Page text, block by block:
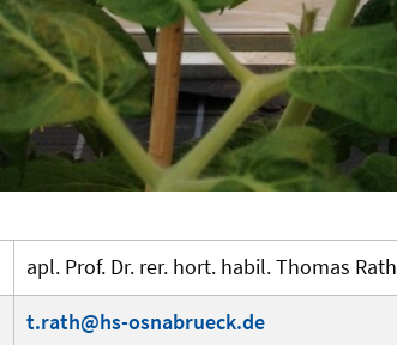
apl. Prof. Dr. rer. hort. habil. Thomas Rath
t.rath@hs-osnabrueck.de